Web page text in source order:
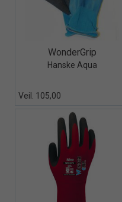
Quick View+
WonderGrip
Hanske Aqua
Veil. 105,00